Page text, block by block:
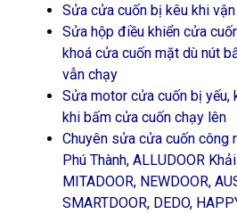
Sửa cửa cuốn bị kêu khi
Sửa hộp điều khiển cửa
khoá cửa cuốn mặt dù nút
vẫn chạy
Sửa motor cửa cuốn bị yếu,
khi bấm cửa cuốn chạy lên
Chuyên sửa cửa cuốn công
Phú Thành, ALLUDOOR
MITADOOR, NEWDOOR,
SMARTDOOR, DEDO,